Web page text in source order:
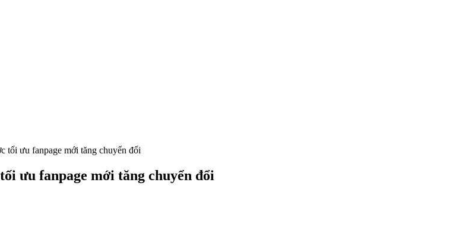
tối ưu fanpage mới tăng chuyển đổi
ưu fanpage mới tăng chuyển đổi